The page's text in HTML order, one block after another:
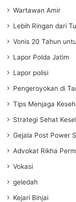
Wartawan Amir
Lebih Ringan dari
Vonis 20 Tahun
Lapor Polda Jatim
Lapor polisi
Pengeroyokan di
Tips Menjaga
Strategi Sehat
Gejala Post Power
Advokat Rikha
Vokasi
geledah
Kejari Binjai